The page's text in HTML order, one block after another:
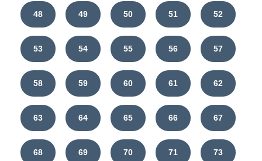
48 49 50 51 52
53 54 55 56 57
58 59 60 61 62
63 64 65 66 67
68 69 70 71 73